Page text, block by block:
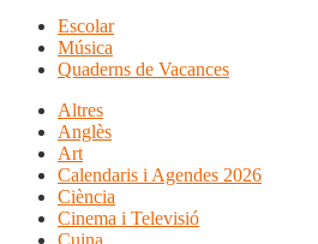
Escolar
Música
Quaderns de Vacances
Altres
Anglès
Art
Calendaris i Agendes 2026
Ciència
Cinema i Televisió
Cuina